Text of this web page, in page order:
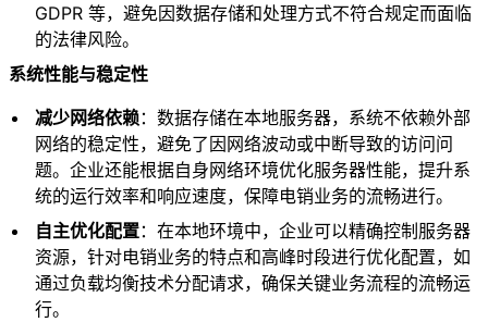
GDPR 等，避免因数据存储和处理方式不符合规定而面临
的法律风险。
系统性能与稳定性
减少网络依赖：数据存储在本地服务器，系统不依赖外部
网络的稳定性，避免了因网络波动或中断导致的访问问
题。企业还能根据自身网络环境优化服务器性能，提升系
统的运行效率和响应速度，保障电销业务的流畅进行。
自主优化配置：在本地环境中，企业可以精确控制服务器
资源，针对电销业务的特点和高峰时段进行优化配置，如
通过负载均衡技术分配请求，确保关键业务流程的流畅运
行。